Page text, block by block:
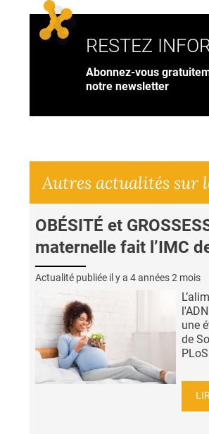
RESTEZ
Abonnez-vous
notre newsletter
Autres actualités sur
OBÉSITÉ et
maternelle fait l’IMC
Actualité publiée il y a 4 années 2 mois
une
de